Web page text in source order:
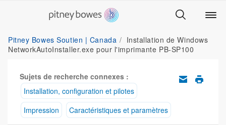
Pitney Bowes Soutien | Canada
Installation de Windows
NetworkAutoInstaller.exe pour l'imprimante PB-SP100
Sujets de recherche connexes :
Installation, configuration et pilotes
Impression
Caractéristiques et paramètres